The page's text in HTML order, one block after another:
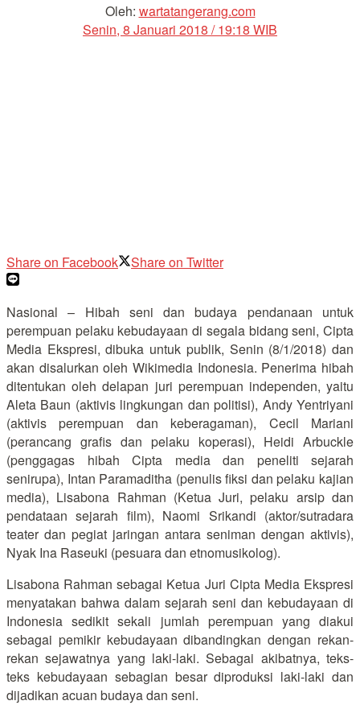
Oleh: wartatangerang.com
Senin, 8 Januari 2018 / 19:18 WIB
Share on Facebook Share on Twitter
Nasional – Hibah seni dan budaya pendanaan untuk
perempuan pelaku kebudayaan di segala bidang seni, Cipta
Media Ekspresi, dibuka untuk publik, Senin (8/1/2018) dan
akan disalurkan oleh Wikimedia Indonesia. Penerima hibah
ditentukan oleh delapan juri perempuan independen, yaitu
Aleta Baun (aktivis lingkungan dan politisi), Andy Yentriyani
(aktivis perempuan dan keberagaman), Cecil Mariani
(perancang grafis dan pelaku koperasi), Heidi Arbuckle
(penggagas hibah Cipta media dan peneliti sejarah
senirupa), Intan Paramaditha (penulis fiksi dan pelaku kajian
media), Lisabona Rahman (Ketua Juri, pelaku arsip dan
pendataan sejarah film), Naomi Srikandi (aktor/sutradara
teater dan pegiat jaringan antara seniman dengan aktivis),
Nyak Ina Raseuki (pesuara dan etnomusikolog).
Lisabona Rahman sebagai Ketua Juri Cipta Media Ekspresi
menyatakan bahwa dalam sejarah seni dan kebudayaan di
Indonesia sedikit sekali jumlah perempuan yang diakui
sebagai pemikir kebudayaan dibandingkan dengan rekan-
rekan sejawatnya yang laki-laki. Sebagai akibatnya, teks-
teks kebudayaan sebagian besar diproduksi laki-laki dan
dijadikan acuan budaya dan seni.